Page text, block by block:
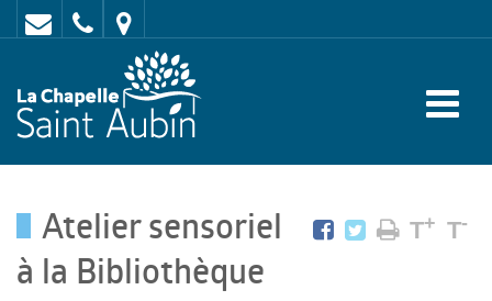
Contact
02
47
62
:
rue
de
-
Atelier sensoriel
à la Bibliothèque
T+ T-